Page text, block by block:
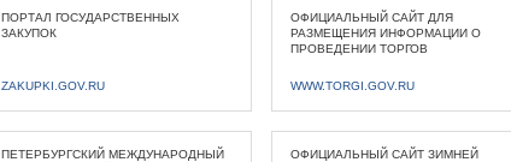
ПОРТАЛ ГОСУДАРСТВЕННЫХ
ЗАКУПОК
ZAKUPKI.GOV.RU
ОФИЦИАЛЬНЫЙ САЙТ ДЛЯ
РАЗМЕЩЕНИЯ ИНФОРМАЦИИ О
ПРОВЕДЕНИИ ТОРГОВ
WWW.TORGI.GOV.RU
ПЕТЕРБУРГСКИЙ МЕЖДУНАРОДНЫЙ
ОФИЦИАЛЬНЫЙ САЙТ ЗИМНЕЙ